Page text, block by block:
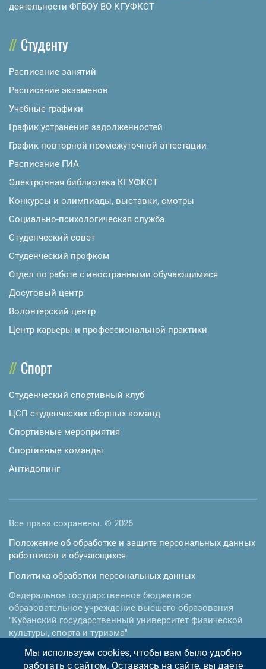
деятельности ФГБОУ ВО КГУФКСТ
Студенту
Расписание занятий
Расписание экзаменов
Учебные графики
График устранения задолженностей
График повторной промежуточной аттестации
Расписание ГИА
Электронная библиотека КГУФКСТ
Конкурсы и олимпиады, выставки, смотры
Социально-психологическая служба
Студенческий совет
Студенческий профком
Отдел по работе с иностранными обучающимися
Досуговый центр
Волонтерский центр
Центр карьеры и профессиональной практики
Спорт
Студенческий спортивный клуб
ЦСП студенческих сборных команд
Спортивные мероприятия
Спортивные команды
Антидопинг
Все права сохранены. © 2026
Положение об обработке и защите персональных данных
работников и обучающихся
Политика обработки персональных данных
Федеральное государственное бюджетное
образовательное учреждение высшего образования
"Кубанский государственный университет физической
культуры, спорта и туризма"
350015, г. Краснодар ,ул.им. Буденного, 161
Телефон:+7 (861) 255-35-17, факс:+7 (861) 255-35-73
Мы используем cookies, чтобы вам было удобно
работать с сайтом. Оставаясь на сайте, вы даете